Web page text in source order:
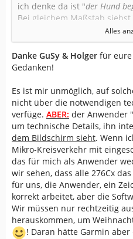
ich denke da ist "der Hund
Bei gleichem Maßstab
größeren Kartenausschnitt
kleiner ist (*) das Bild des
Ich bin mit dem 276Cx
Maßstab als auf dem 276c
(*) Ob das Bild wirklich
erscheint und der größere
ich jetzt nicht beurteilen.
Vergleichsmöglichkeit.
Alles
Danke GuSy & Holger für
Gedanken!
Es ist mir unmöglich, auf
nicht über die notwendigen
verfüge. ABER: der Anwender
um technische Details, ihn
dem Bildschirm sieht. Wenn
Mikro-Kreisverkehr mit
das für mich als Anwender
wir sehen, dass alle 276Cx
für uns, die Anwender, ein
korrekt arbeitet, aber die
Wir müssen nur rechtzeitig
herauskommen, um
! Daran hätte Garmin